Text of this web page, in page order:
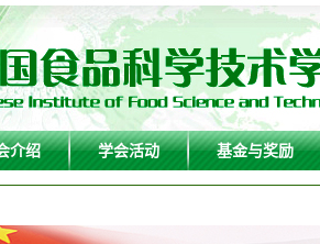
介绍 学会活动 基金与奖励